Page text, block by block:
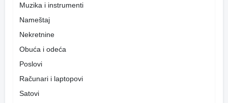
Muzika i instrumenti
Nameštaj
Nekretnine
Obuća i odeća
Poslovi
Računari i laptopovi
Satovi